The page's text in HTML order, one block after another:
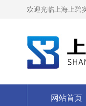
欢迎光临上海上碧
网站首页